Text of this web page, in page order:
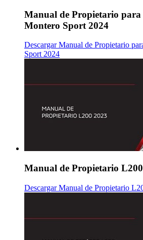
Manual de Propietario para
Montero Sport 2024
Descargar Manual de Propietario
Sport 2024
Manual de Propietario
Descargar Manual de Propietario